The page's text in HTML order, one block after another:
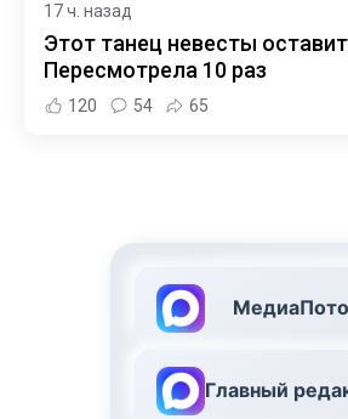
17 ч. назад
Этот танец невесты
Пересмотрела 10 раз
120 54 65
Главный